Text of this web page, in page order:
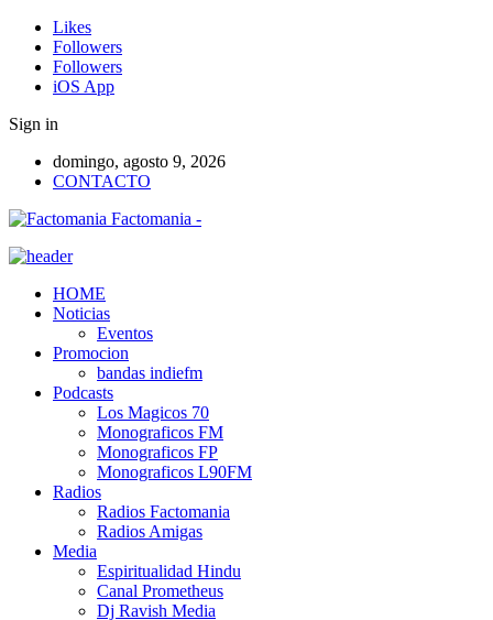
Likes
Followers
Followers
iOS App
Sign in
domingo, agosto 9, 2026
CONTACTO
Factomania -
HOME
Noticias
Eventos
Promocion
bandas indiefm
Podcasts
Los Magicos 70
Monograficos FM
Monograficos FP
Monograficos L90FM
Radios
Radios Factomania
Radios Amigas
Media
Espiritualidad Hindu
Canal Prometheus
Dj Ravish Media